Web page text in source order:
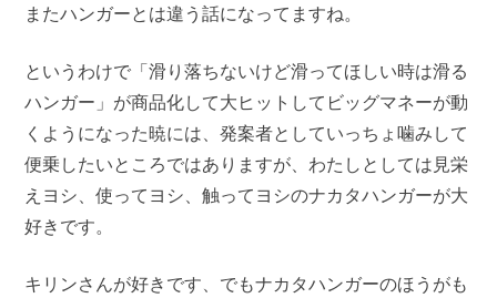
またハンガーとは違う話になってますね。
というわけで「滑り落ちないけど滑ってほしい時は滑る
ハンガー」が商品化して大ヒットしてビッグマネーが動
くようになった暁には、発案者としていっちょ噛みして
便乗したいところではありますが、わたしとしては見栄
えヨシ、使ってヨシ、触ってヨシのナカタハンガーが大
好きです。
キリンさんが好きです、でもナカタハンガーのほうがも